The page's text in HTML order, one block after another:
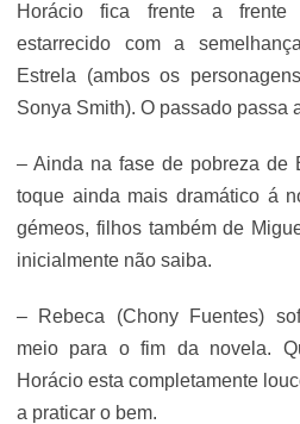
Horácio fica frente a
estarrecido com a
Estrela (ambos os
Sonya Smith). O passado passa
– Ainda na fase de pobreza de
toque ainda mais dramático á
gémeos, filhos também de
inicialmente não saiba.
– Rebeca (Chony Fuentes)
meio para o fim da novela.
Horácio esta completamente
a praticar o bem.